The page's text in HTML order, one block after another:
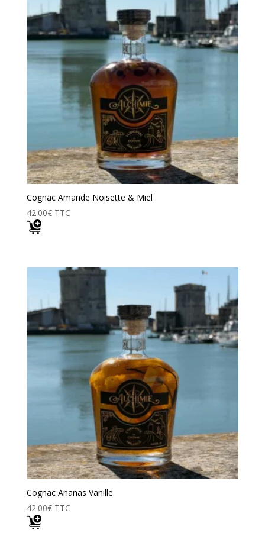
Cognac Amande Noisette & Miel
42.00€ TTC
Cognac Ananas Vanille
42.00€ TTC